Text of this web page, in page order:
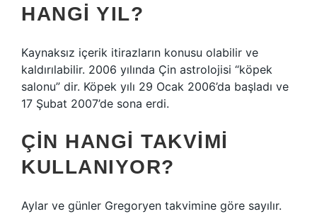
HANGI YIL?
Kaynaksız içerik itirazların konusu olabilir ve
kaldırılabilir. 2006 yılında Çin astrolojisi “köpek
salonu” dir. Köpek yılı 29 Ocak 2006’da başladı ve
17 Şubat 2007’de sona erdi.
ÇIN HANGI TAKVIMI
KULLANIYOR?
Aylar ve günler Gregoryen takvimine göre sayılır.